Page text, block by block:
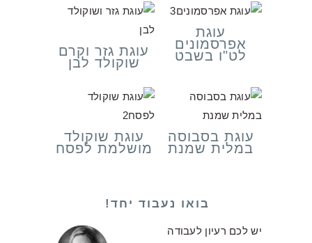
עוגת גזר וקרם
שוקולד לבן
עוגת
אפרסמונים
לט"ו בשבט
עוגת שוקולד
מושלמת לפסח
עוגת בסבוסה
במלית שמנת
בואו נעבוד יחד!
יש לכם רעיון לעבודה